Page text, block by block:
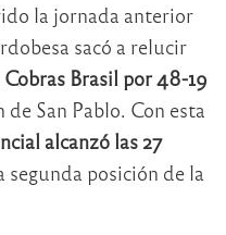
la jornada anterior
sacó a relucir
Brasil por 48-19
San Pablo. Con esta
alcanzó las 27
segunda posición de la